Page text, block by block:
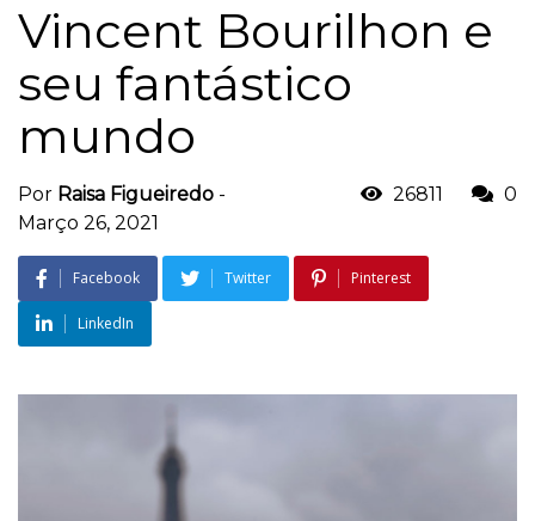
Vincent Bourilhon e
seu fantástico
mundo
Por Raisa Figueiredo -
Março 26, 2021
26811 0
Facebook Twitter Pinterest
LinkedIn